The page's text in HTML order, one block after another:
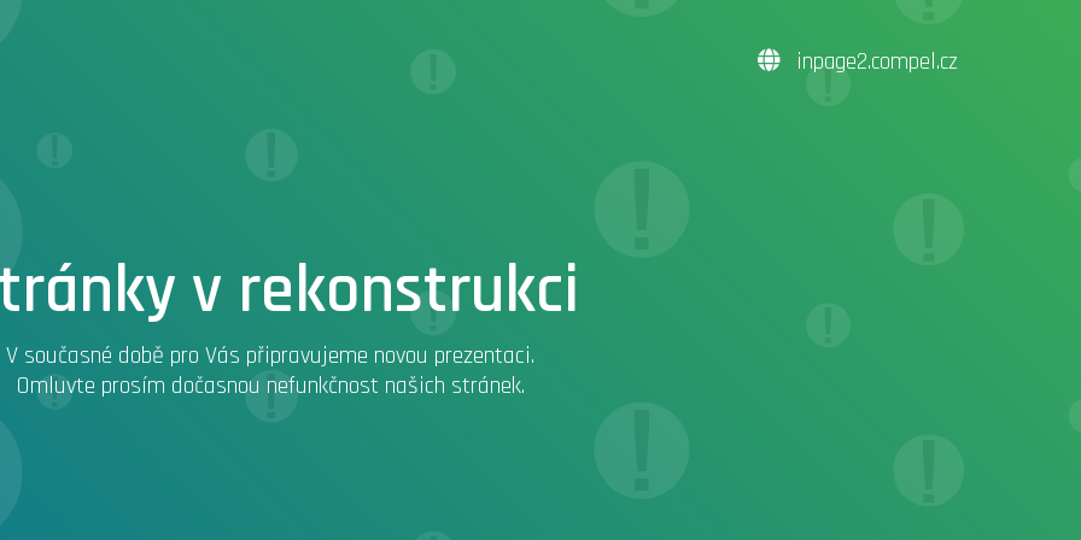
inpage2.compel.cz
v rekonstrukci
V současné době pro Vás připravujeme novou prezentaci.
Omluvte prosím dočasnou nefunkčnost našich stránek.